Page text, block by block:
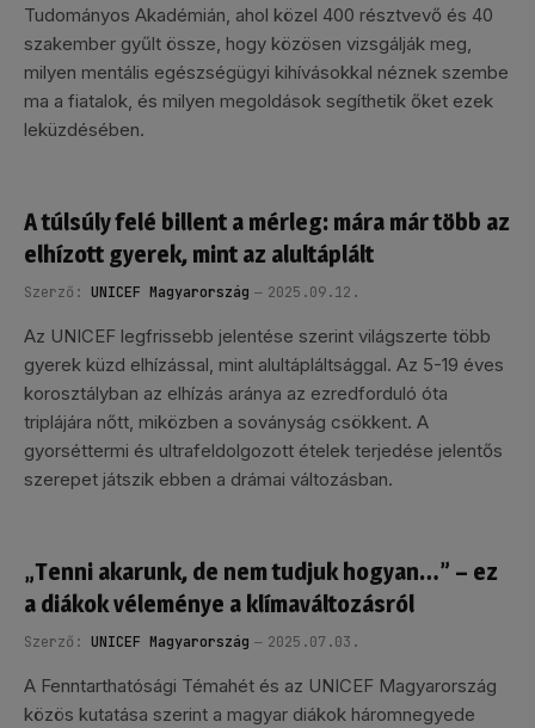
Tudományos Akadémián, ahol közel 400 résztvevő és 40
szakember gyűlt össze, hogy közösen vizsgálják meg,
milyen mentális egészségügyi kihívásokkal néznek szembe
ma a fiatalok, és milyen megoldások segíthetik őket ezek
leküzdésében.
A túlsúly felé billent a mérleg: mára már több az
elhízott gyerek, mint az alultáplált
Szerző: UNICEF Magyarország 2025.09.12.
Az UNICEF legfrissebb jelentése szerint világszerte több
gyerek küzd elhízással, mint alultápláltsággal. Az 5-19 éves
korosztályban az elhízás aránya az ezredforduló óta
triplájára nőtt, miközben a soványság csökkent. A
gyorséttermi és ultrafeldolgozott ételek terjedése jelentős
szerepet játszik ebben a drámai változásban.
„Tenni akarunk, de nem tudjuk hogyan…” – ez
a diákok véleménye a klímaváltozásról
Szerző: UNICEF Magyarország 2025.07.03.
A Fenntarthatósági Témahét és az UNICEF Magyarország
közös kutatása szerint a magyar diákok háromnegyede